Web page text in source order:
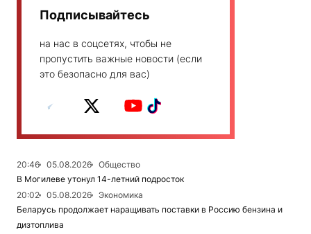
Подписывайтесь
на нас в соцсетях, чтобы не
пропустить важные новости (если
это безопасно для вас)
20:46 05.08.2026
Общество
В Могилеве утонул 14-летний подросток
20:02
05.08.2026
Экономика
Беларусь продолжает наращивать поставки в Россию бензина и
дизтоплива